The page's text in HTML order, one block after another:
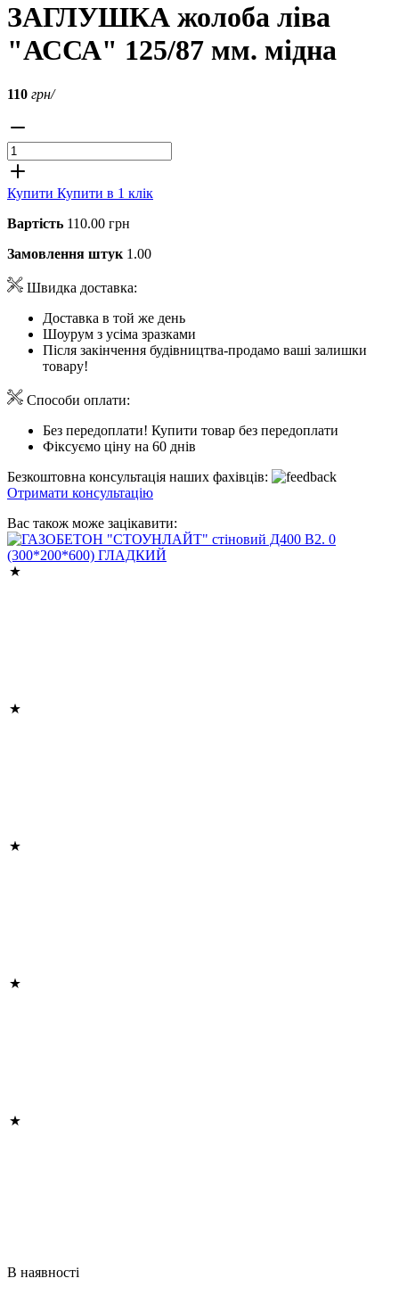
ЗАГЛУШКА жолоба ліва
"АССА" 125/87 мм. мідна
110 грн/
Купити Купити в 1 клік
Вартість 110.00 грн
Замовлення штук 1.00
Швидка доставка:
Доставка в той же день
Шоурум з усіма зразками
Після закінчення будівництва-продамо ваші залишки
товару!
Способи оплати:
Без передоплати! Купити товар без передоплати
Фіксуємо ціну на 60 днів
Безкоштовна консультація наших фахівців:
Отримати консультацію
Вас також може зацікавити:
В наявності